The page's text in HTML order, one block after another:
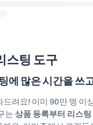
스팅 도구
에 많은 시간을 쓰
드려요! 이미 90만 명 이
는상품 등록부터 리스